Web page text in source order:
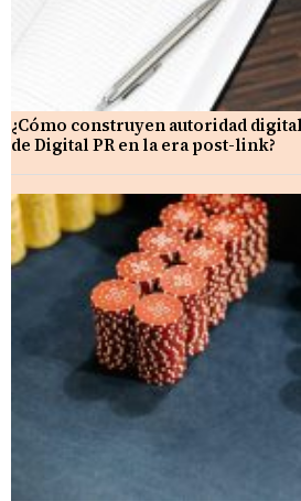
¿Cómo construyen autoridad
de Digital PR en la era post-link?